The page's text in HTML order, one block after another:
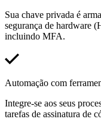
Sua chave privada é
segurança de hardware
incluindo MFA.
Automação com
Integre-se aos seus
tarefas de assinatura de